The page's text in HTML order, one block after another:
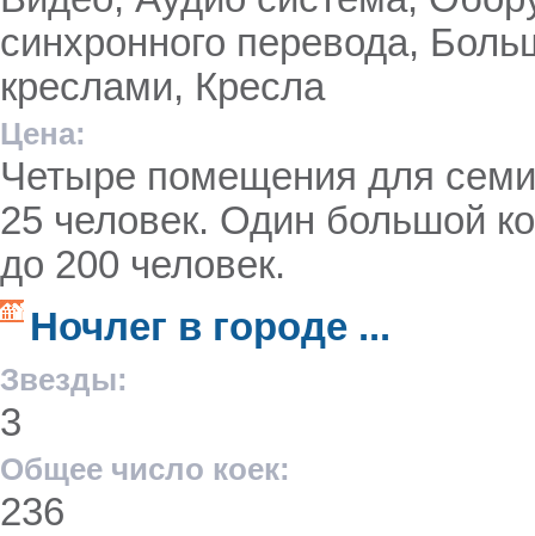
синхронного перевода,
креслами, Кресла
Цена:
Четыре помещения для
25 человек. Один большой
до 200 человек.
Ночлег в городе ...
Звезды:
3
Общее число коек:
236